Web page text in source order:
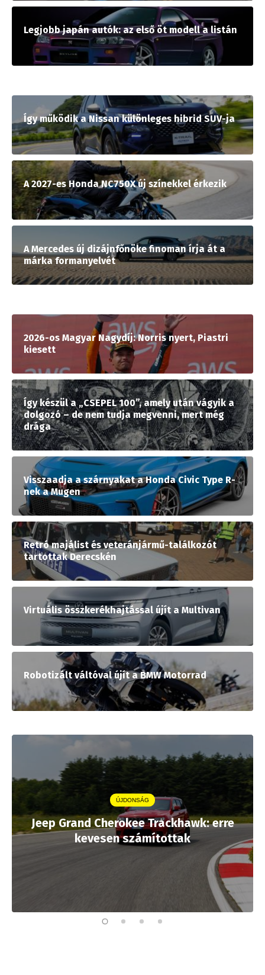
Legjobb japán autók: az első öt modell a listán
Így működik a Nissan különleges hibrid SUV-ja
A 2027-es Honda NC750X új színekkel érkezik
A Mercedes új dizájnfőnöke finoman írja át a
márka formanyelvét
2026-os Magyar Nagydíj: Norris nyert, Piastri
kiesett
Így készül a „CSEPEL 100”, amely után vágyik a
dolgozó – de nem tudja megvenni, mert még
drága
Visszaadja a szárnyakat a Honda Civic Type R-
nek a Mugen
Retró majálist és veteránjármű-találkozót
tartottak Derecskén
Virtuális összkerékhajtással újít a Multivan
Robotizált váltóval újít a BMW Motorrad
ÚJDONSÁG
Jeep Grand Cherokee Trackhawk: erre
kevesen számítottak